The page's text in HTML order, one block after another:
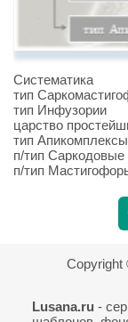
Систематика
тип
тип Инфузории
царство
тип Апикомплексы
п/тип Саркодовые
п/тип
Copyright
Lusana.ru-